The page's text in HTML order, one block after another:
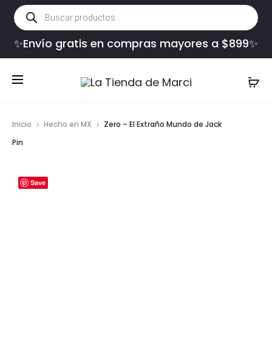
Búsqueda
de
productos
✨Envío gratis en compras mayores a $899✨
Inicio Hecho en MX
Zero – El Extraño Mundo de Jack
Pin
Save